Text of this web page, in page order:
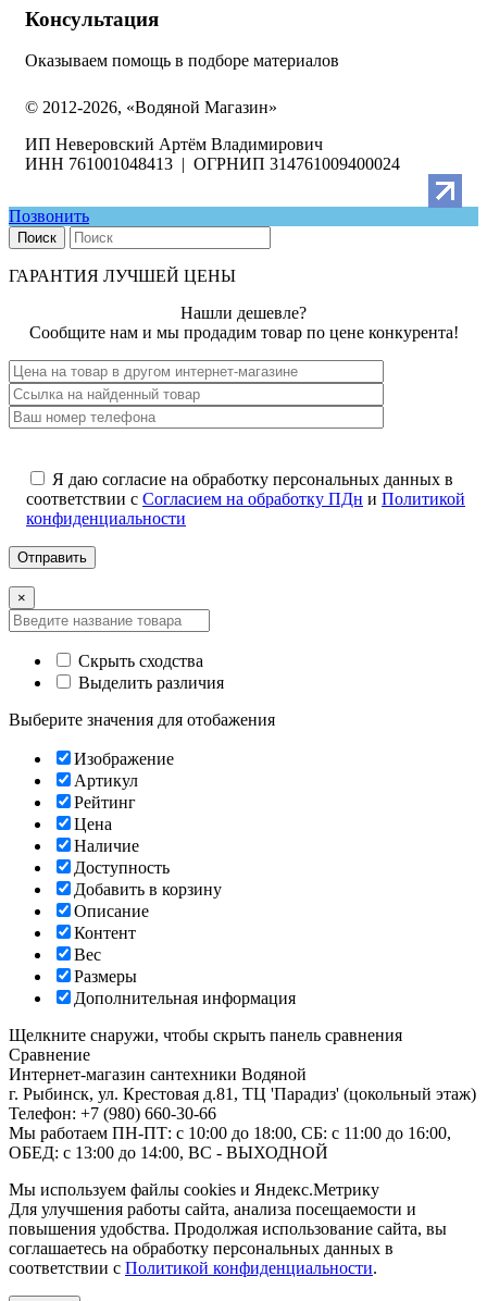
Консультация
Оказываем помощь в подборе материалов
© 2012-2026, «Водяной Магазин»
ИП Неверовский Артём Владимирович
ИНН 761001048413 | ОГРНИП 314761009400024
Позвонить
Поиск
ГАРАНТИЯ ЛУЧШЕЙ ЦЕНЫ
Нашли дешевле?
Сообщите нам и мы продадим товар по цене конкурента!
Я даю согласие на обработку персональных данных в
соответствии с Согласием на обработку ПДн и Политикой
конфиденциальности
×
Скрыть сходства
Выделить различия
Выберите значения для отобажения
Изображение
Артикул
Рейтинг
Цена
Наличие
Доступность
Добавить в корзину
Описание
Контент
Вес
Размеры
Дополнительная информация
Щелкните снаружи, чтобы скрыть панель сравнения
Сравнение
Интернет-магазин сантехники Водяной
г. Рыбинск, ул. Крестовая д.81, ТЦ 'Парадиз' (цокольный этаж)
Телефон: +7 (980) 660-30-66
Мы работаем ПН-ПТ: с 10:00 до 18:00, СБ: с 11:00 до 16:00,
ОБЕД: с 13:00 до 14:00, ВС - ВЫХОДНОЙ
Мы используем файлы cookies и Яндекс.Метрику
Для улучшения работы сайта, анализа посещаемости и
повышения удобства. Продолжая использование сайта, вы
соглашаетесь на обработку персональных данных в
соответствии с Политикой конфиденциальности.